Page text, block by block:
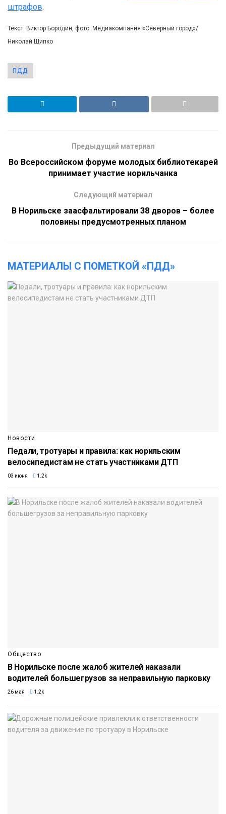
штрафов.
Текст: Виктор Бородин, фото: Медиакомпания «Северный город»/
Николай Щипко
ПДД
Предыдущий материал
Во Всероссийском форуме молодых библиотекарей
принимает участие норильчанка
Следующий материал
В Норильске заасфальтировали 38 дворов – более
половины предусмотренных планом
МАТЕРИАЛЫ С ПОМЕТКОЙ «ПДД»
Новости
Педали, тротуары и правила: как норильским
велосипедистам не стать участниками ДТП
03 июня 1.2k
Общество
В Норильске после жалоб жителей наказали
водителей большегрузов за неправильную парковку
26 мая 1.2k